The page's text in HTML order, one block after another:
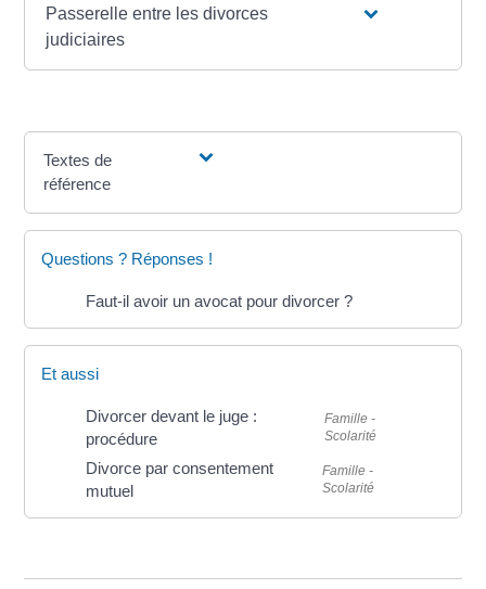
Passerelle entre les divorces
judiciaires
Textes de
référence
Questions ? Réponses !
Faut-il avoir un avocat pour divorcer ?
Et aussi
Divorcer devant le juge :
procédure
Famille -
Scolarité
Divorce par consentement
mutuel
Famille -
Scolarité